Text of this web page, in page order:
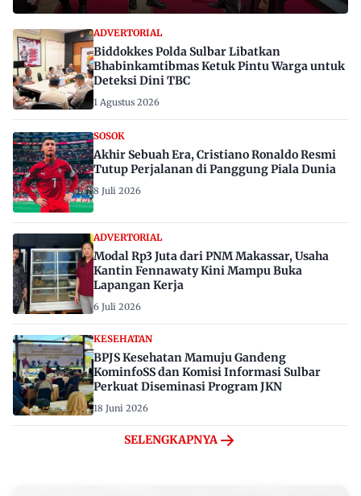
ADVERTORIAL
Biddokkes Polda Sulbar Libatkan
Bhabinkamtibmas Ketuk Pintu Warga untuk
Deteksi Dini TBC
1 Agustus 2026
SOSOK
Akhir Sebuah Era, Cristiano Ronaldo Resmi
Tutup Perjalanan di Panggung Piala Dunia
8 Juli 2026
ADVERTORIAL
Modal Rp3 Juta dari PNM Makassar, Usaha
Kantin Fennawaty Kini Mampu Buka
Lapangan Kerja
6 Juli 2026
KESEHATAN
BPJS Kesehatan Mamuju Gandeng
KominfoSS dan Komisi Informasi Sulbar
Perkuat Diseminasi Program JKN
18 Juni 2026
SELENGKAPNYA